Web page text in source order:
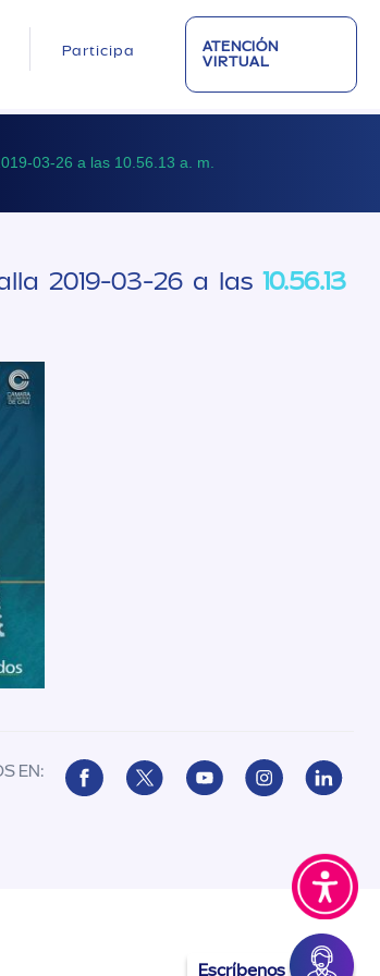
Participa
ATENCIÓN
VIRTUAL
03-26 a las 10.56.13 a. m.
2019-03-26 a las10.56.13
Escríbenos
EN: